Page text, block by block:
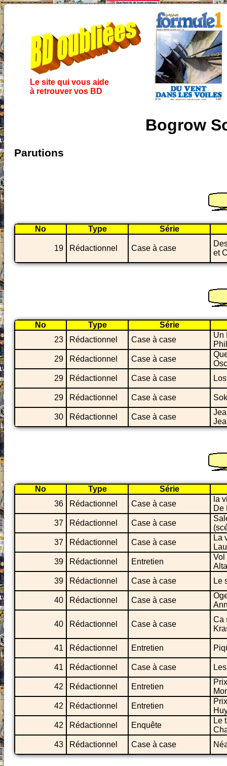
Le site qui vous aide
à retrouver vos BD
Bogrow
Parutions
No Type Série
19 Rédactionnel Case à case
et
No Type
Série
23
Rédactionnel Case à case
Un
29
Rédactionnel Case à case
29
Rédactionnel Case à case
29 Rédactionnel Case à case
30 Rédactionnel Case à case
No Type
Série
36
Rédactionnel Case à case
la
De
37
Rédactionnel Case à case
37
Rédactionnel Case à case
La
39
Rédactionnel Entretien
Vol
39
Rédactionnel Case à case Le
40 Rédactionnel Case à case
40 Rédactionnel Case à case
Ca
41 Rédactionnel Entretien
41 Rédactionnel Case à case
42 Rédactionnel Entretien
42
Rédactionnel Entretien
42
Rédactionnel Enquête
Le
43
Rédactionnel Case à case